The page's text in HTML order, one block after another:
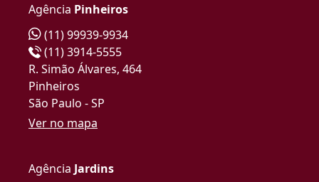
Agência Pinheiros
(11) 99939-9934
(11) 3914-5555
R. Simão Álvares, 464
Pinheiros
São Paulo - SP
Ver no mapa
Agência Jardins